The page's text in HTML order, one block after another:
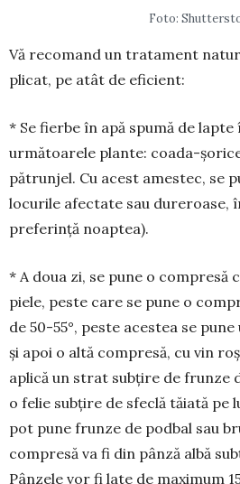
Foto:
Vă recomand un tratament
plicat, pe atât de eficient:
* Se fierbe în apă spumă de
următoarele plante: coada-
pătrunjel. Cu acest amestec, se
locurile afectate sau dureroase,
preferință noaptea).
* A doua zi, se pune o
pie­le, peste care se pune o
de 50-55°, peste acestea se
și apoi o altă compresă, cu vin
apli­că un strat subțire de frunze
o felie sub­țire de sfeclă tă­iată pe
pot pune frunze de podbal sau
compresă va fi din pânză albă
Pânzele vor fi late de maximum